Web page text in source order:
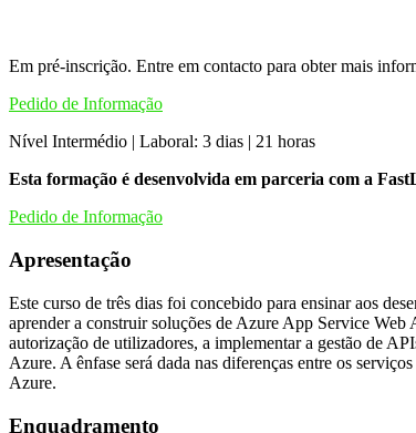
Em pré-inscrição. Entre em contacto para obter mais
Pedido de Informação
Nível Intermédio | Laboral: 3 dias | 21 horas
Esta formação é desenvolvida em parceria com a
Pedido de Informação
Apresentação
Este curso de três dias foi concebido para ensinar aos
aprender a construir soluções de Azure App Service
autorização de utilizadores, a implementar a gestão de
Azure. A ênfase será dada nas diferenças entre os
Azure.
Enquadramento